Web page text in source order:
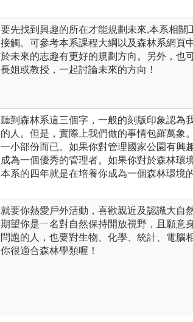
要先找到興趣的所在才能規劃未來,本系相關
接觸。可參考本系課程大綱以及森林系網頁
於未來的志趣有更好的規劃方向。另外，也
長姐或教授，一起討論未來的方向！
聽到森林系這三個字，一般的刻版印象認為
的人。但是，實際上我們做的事情包羅萬象
一小部份而已。如果你對管理國家公園有興
成為一個優秀的管理者。如果你對於森林環
本系的四年就是在培養你成為一個森林環境
就要你熱愛戶外活動，喜歡親近及認識大自
期望你是ㄧ名對自然保持開放視野，且願意
問題的人，也要對生物、化學、統計、電腦
你很適合森林學類喔！